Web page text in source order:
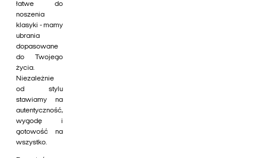
łatwe do
noszenia
klasyki - mamy
ubrania
dopasowane
do Twojego
życia.
Niezależnie
od stylu
stawiamy na
autentyczność,
wygodę i
gotowość na
wszystko.